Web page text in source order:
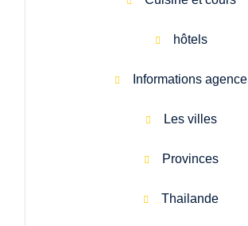
hôtels
Informations agence
Les villes
Provinces
Thailande